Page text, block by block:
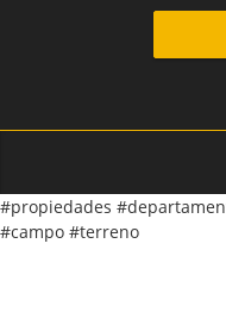
#propiedades
#campo #terreno